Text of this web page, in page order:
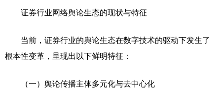
证券行业网络舆论生态的现状与特征
当前，证券行业的舆论生态在数字技术的驱动下发生了
根本性变革，呈现出以下鲜明特征：
（一）舆论传播主体多元化与去中心化